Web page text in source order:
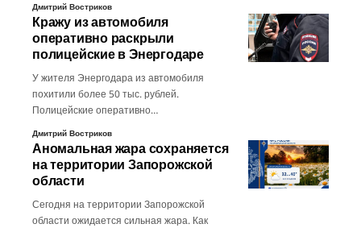
Дмитрий Востриков
Кражу из автомобиля
оперативно раскрыли
полицейские в Энергодаре
У жителя Энергодара из автомобиля
похитили более 50 тыс. рублей.
Полицейские оперативно…
Дмитрий Востриков
Аномальная жара сохраняется
на территории Запорожской
области
Сегодня на территории Запорожской
области ожидается сильная жара. Как